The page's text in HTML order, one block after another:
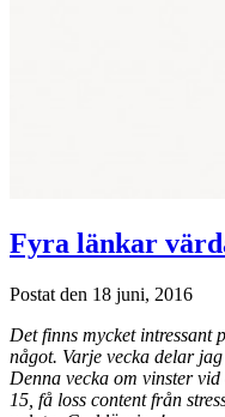
Fyra länkar
Postat den 18 juni, 2016
Det finns mycket intressant
något. Varje vecka delar
Denna vecka om vinster
15, få loss content från